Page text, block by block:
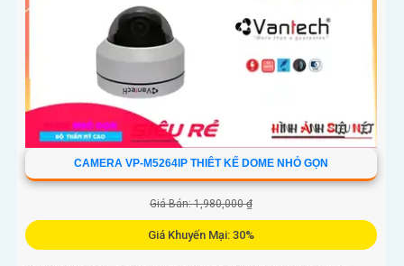
CAMERA VP-M5264IP THIÊT KẾ DOME NHỎ GỌN
Giá Bán: 1,980,000 ₫
Giá Khuyến Mại: 30%